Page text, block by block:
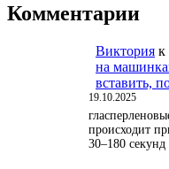
Комментарии
Виктория к
на
вставить,
19.10.2025
происходит
30–180 секунд